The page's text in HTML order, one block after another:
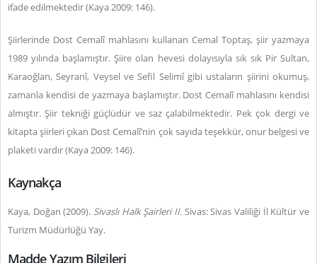
ifade edilmektedir (Kaya 2009: 146).
Şiirlerinde Dost Cemalî mahlasını kullanan Cemal Toptaş, şiir yazmaya
1989 yılında başlamıştır. Şiire olan hevesi dolayısıyla sık sık Pir Sultan,
Karaoğlan, Seyranî, Veysel ve Sefil Selimî gibi ustaların şiirini okumuş,
zamanla kendisi de yazmaya başlamıştır. Dost Cemalî mahlasını kendisi
almıştır. Şiir tekniği güçlüdür ve saz çalabilmektedir. Pek çok dergi ve
kitapta şiirleri çıkan Dost Cemalî’nin çok sayıda teşekkür, onur belgesi ve
plaketi vardır (Kaya 2009: 146).
Kaynakça
Kaya, Doğan (2009). Sivaslı Halk Şairleri II. Sivas: Sivas Valiliği İl Kültür ve
Turizm Müdürlüğü Yay.
Madde Yazım Bilgileri